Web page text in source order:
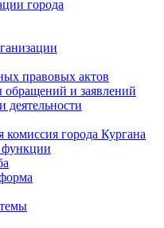
города
правовых актов
и заявлений
деятельности
комиссия города Кургана
функции